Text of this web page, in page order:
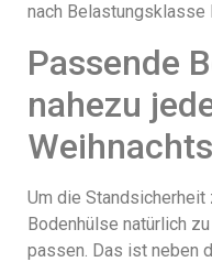
nach Belastungsklasse
Passende
nahezu
Um die
Bodenhülse natürlich
passen. Das ist neben